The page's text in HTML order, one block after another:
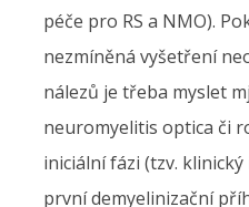
péče pro RS a NMO).
nezmíněná vyšetření
nálezů je třeba myslet
neuromyelitis optica či
iniciální fázi (tzv.
první demyelinizační